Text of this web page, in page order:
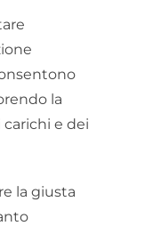
la
e dei
la giusta